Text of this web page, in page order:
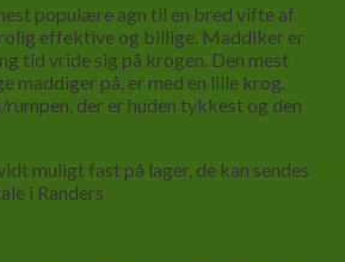
populære agn til en bred vifte af
effektive og billige. Maddiker er
tid vride sig på krogen. Den mest
maddiger på, er med en lille krog.
der er huden tykkest og den
muligt fast på lager, de kan sendes
i Randers